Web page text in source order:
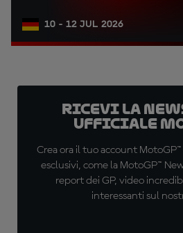
10 - 12 JUL 2026
Ricevi la
ufficiale
Crea ora il tuo account
esclusivi, come la MotoGP™
report dei GP, video
interessanti sul